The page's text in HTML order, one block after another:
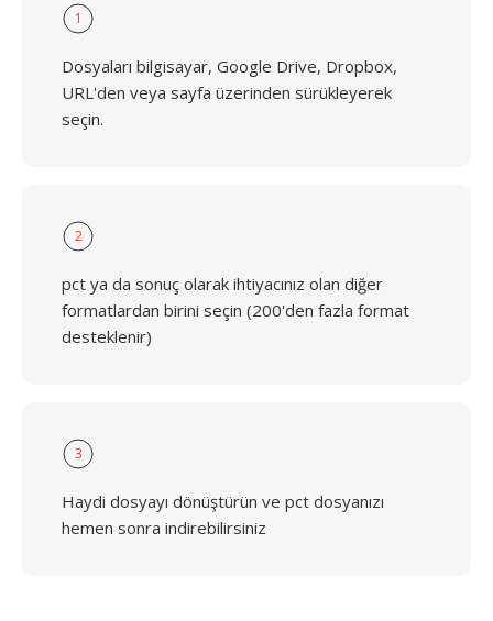
1
Dosyaları bilgisayar, Google Drive, Dropbox,
URL'den veya sayfa üzerinden sürükleyerek
seçin.
2
pct ya da sonuç olarak ihtiyacınız olan diğer
formatlardan birini seçin (200'den fazla format
desteklenir)
3
Haydi dosyayı dönüştürün ve pct dosyanızı
hemen sonra indirebilirsiniz